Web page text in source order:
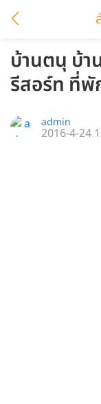
บ้านตนุ บ้า
รีสอร์ท ที่พั
admin
2016-4-24